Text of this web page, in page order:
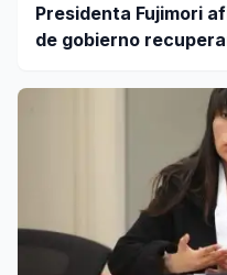
Presidenta Fujimori
de gobierno